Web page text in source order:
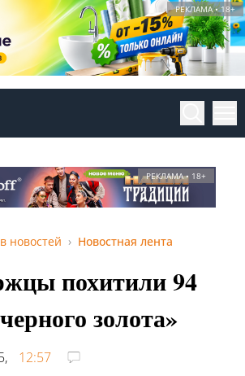
РЕКЛАМА • 18+
РЕКЛАМА • 18+
новостей Новостная лента
похитили 94
золота»
12:57